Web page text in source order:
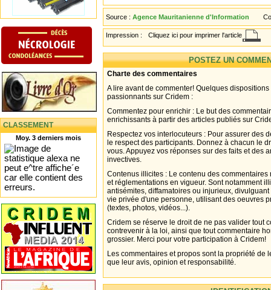
CLASSEMENT
Moy. 3 derniers mois
Source : Agence Mauritanienne d'Information
Impression : Cliquez ici pour imprimer l'article
POSTEZ UN
Charte des commentaires
A lire avant de commenter! Quelques
passionnants sur Cridem :
Commentez pour enrichir : Le but des
enrichissants à partir des articles publiés sur
Respectez vos interlocuteurs : Pour assurer des
le respect des participants. Donnez à chacun le
vous. Appuyez vos réponses sur des faits et des
invectives.
Contenus illicites : Le contenu des
et réglementations en vigueur. Sont notamment
antisémites, diffamatoires ou injurieux,
vie privée d'une personne, utilisant des oeuvres
(textes, photos, vidéos...).
Cridem se réserve le droit de ne pas valider tout
contrevenir à la loi, ainsi que tout commentaire
grossier. Merci pour votre participation à Cridem!
Les commentaires et propos sont la propriété de
que leur avis, opinion et responsabilité.